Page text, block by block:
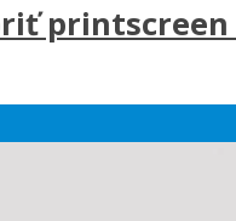
printscreen